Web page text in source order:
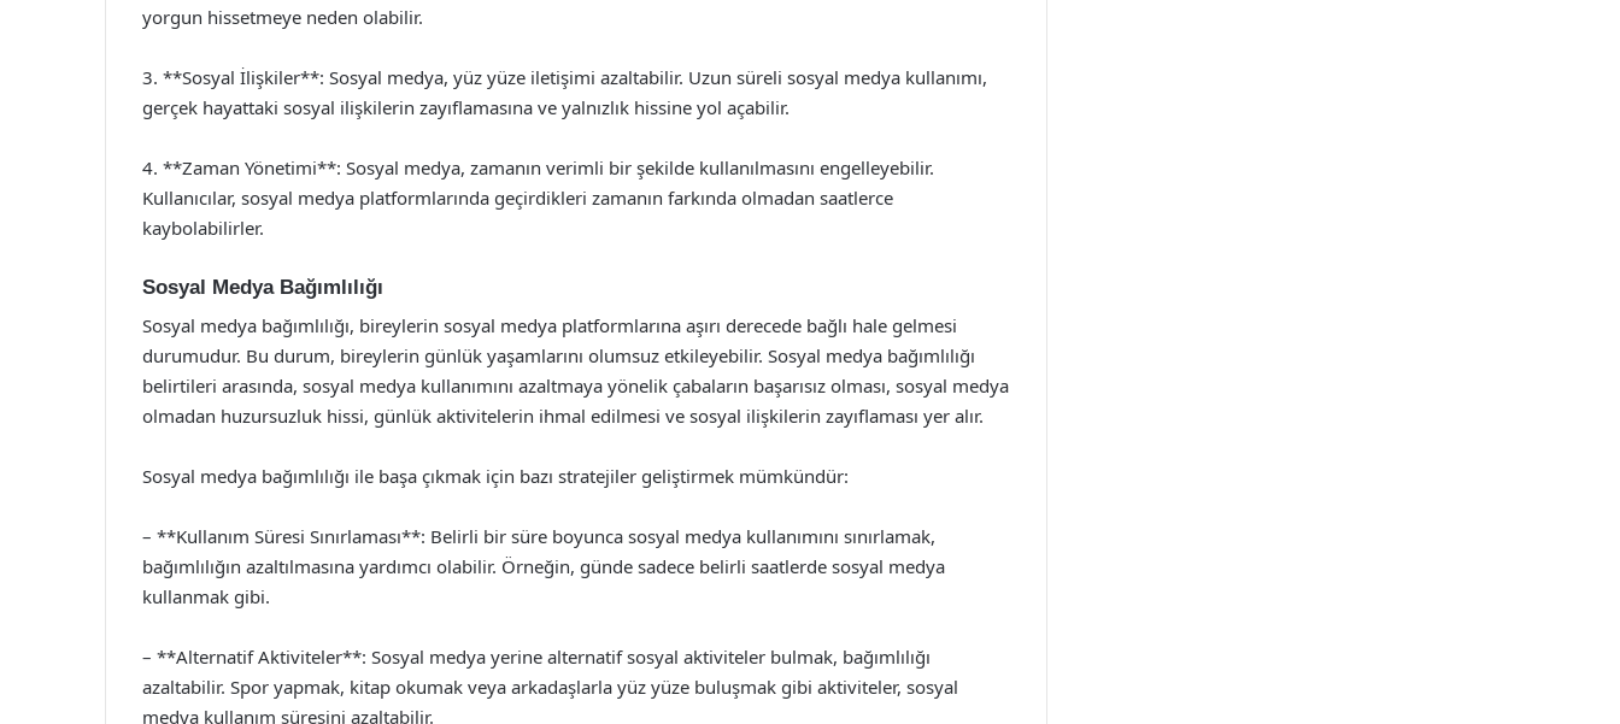
yorgun hissetmeye neden olabilir.
3. **Sosyal İlişkiler**: Sosyal medya, yüz yüze iletişimi azaltabilir. Uzun süreli sosyal medya kullanımı,
gerçek hayattaki sosyal ilişkilerin zayıflamasına ve yalnızlık hissine yol açabilir.
4. **Zaman Yönetimi**: Sosyal medya, zamanın verimli bir şekilde kullanılmasını engelleyebilir.
Kullanıcılar, sosyal medya platformlarında geçirdikleri zamanın farkında olmadan saatlerce
kaybolabilirler.
Sosyal Medya Bağımlılığı
Sosyal medya bağımlılığı, bireylerin sosyal medya platformlarına aşırı derecede bağlı hale gelmesi
durumudur. Bu durum, bireylerin günlük yaşamlarını olumsuz etkileyebilir. Sosyal medya bağımlılığı
belirtileri arasında, sosyal medya kullanımını azaltmaya yönelik çabaların başarısız olması, sosyal medya
olmadan huzursuzluk hissi, günlük aktivitelerin ihmal edilmesi ve sosyal ilişkilerin zayıflaması yer alır.
Sosyal medya bağımlılığı ile başa çıkmak için bazı stratejiler geliştirmek mümkündür:
– **Kullanım Süresi Sınırlaması**: Belirli bir süre boyunca sosyal medya kullanımını sınırlamak,
bağımlılığın azaltılmasına yardımcı olabilir. Örneğin, günde sadece belirli saatlerde sosyal medya
kullanmak gibi.
– **Alternatif Aktiviteler**: Sosyal medya yerine alternatif sosyal aktiviteler bulmak, bağımlılığı
azaltabilir. Spor yapmak, kitap okumak veya arkadaşlarla yüz yüze buluşmak gibi aktiviteler, sosyal
medya kullanım süresini azaltabilir.